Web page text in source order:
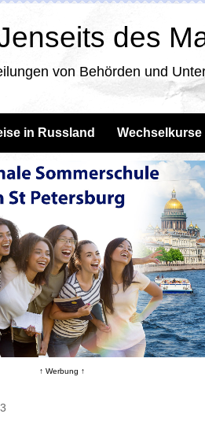
des
von Behörden und
in Russland Wechselkurse
↑ Werbung ↑